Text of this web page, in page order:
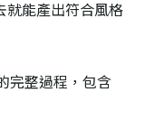
就能產出符合風格
完整過程，包含